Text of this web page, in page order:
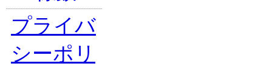
プライバ
シーポリ